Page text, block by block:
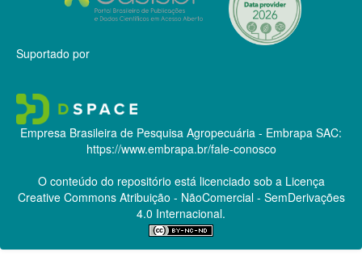
Suportado por
Empresa Brasileira de Pesquisa Agropecuária - Embrapa SAC:
https://www.embrapa.br/fale-conosco
O conteúdo do repositório está licenciado sob a Licença
Creative CommonsAtribuição - NãoComercial - SemDerivações
4.0 Internacional.